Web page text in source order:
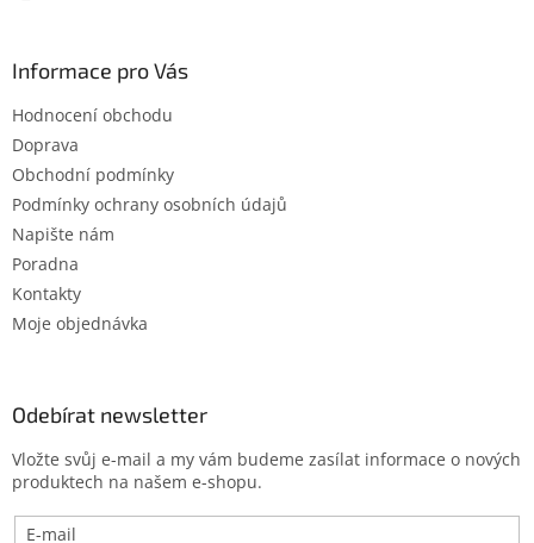
Informace pro Vás
Hodnocení obchodu
Doprava
Obchodní podmínky
Podmínky ochrany osobních údajů
Napište nám
Poradna
Kontakty
Moje objednávka
Odebírat newsletter
Vložte svůj e-mail a my vám budeme zasílat informace o nových
produktech na našem e-shopu.
E-mail